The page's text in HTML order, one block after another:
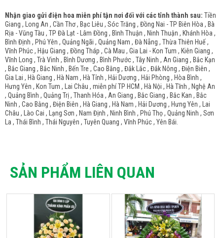
Nhận giao gửi điện hoa miễn phí tận nơi đối với các tỉnh thành sau: Tiền
Giang , Long An , Cần Thơ , Bạc Liêu , Sóc Trăng , Đồng Nai - TP Biên Hòa , Bà
Rịa - Vũng Tàu , TP Đà Lạt - Lâm Đồng , Bình Thuận , Ninh Thuận , Khánh Hòa ,
Bình Định , Phú Yên , Quảng Ngãi , Quảng Nam , Đà Nẵng , Thừa Thiên Huế ,
Vĩnh Phúc , Hậu Giang , Đồng Tháp , Cà Mau , Gia Lai - Kon Tum , Kiên Giang ,
Vĩnh Long , Trà Vinh , Bình Dương , Bình Phước , Tây Ninh , An Giang , Bắc Kạn
, Bắc Giang , Bắc Ninh , Bến Tre , Cao Bằng , Đắk Lắc , Đắk Nông , Điện Biên ,
Gia Lai , Hà Giang , Hà Nam , Hà Tỉnh , Hải Dương , Hải Phòng , Hòa Bình ,
Hưng Yên , Kon Tum , Lai Châu , miễn phí TP HCM , Hà Nội , Hà Tĩnh , Nghệ An
, Quảng Bình , Quảng Trị , Thanh Hóa , An Giang , Bắc Giang , Bắc Kan , Bắc
Ninh , Cao Bằng , Điện Biên , Hà Giang , Hà Nam , Hải Dương , Hưng Yên , Lai
Châu , Lào Cai , Lạng Sơn , Nam Định , Ninh Bình , Phú Thọ , Quảng Ninh , Sơn
La , Thái Bình , Thái Nguyên , Tuyên Quang , Vĩnh Phúc , Yên Bái.
SẢN PHẨM LIÊN QUAN